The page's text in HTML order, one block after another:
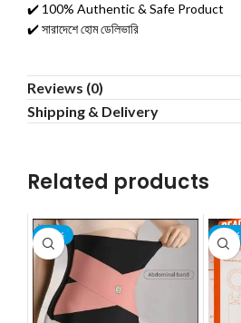
✔️ 100% Authentic & Safe Product
✔️ সারাদেশে হোম ডেলিভারি
Reviews (0)
Shipping & Delivery
Related products
-19% -24%